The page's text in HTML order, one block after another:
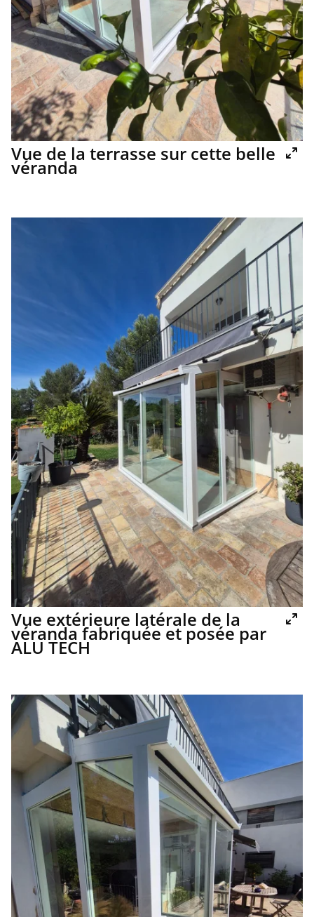
Vue de la terrasse sur cette belle
véranda
Vue extérieure latérale de la
véranda fabriquée et posée par
ALU TECH